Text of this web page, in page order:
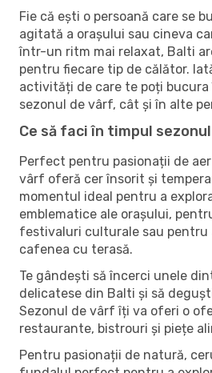
Fie că ești o persoană care se
agitată a orașului sau cineva
într-un ritm mai relaxat, Balti
pentru fiecare tip de călător.
activități de care te poți bucura
sezonul de vârf, cât și în alte
Ce să faci în timpul
Perfect pentru pasionații de
vârf oferă cer însorit și
momentul ideal pentru a
emblematice ale orașului,
festivaluri culturale sau pentru
cafenea cu terasă.
Te gândești să încerci unele
delicatese din Balti și să
Sezonul de vârf îți va oferi o
restaurante, bistrouri și piețe
Pentru pasionații de natură,